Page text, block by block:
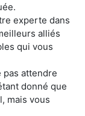
experte dans
alliés
qui vous
pas attendre
donné que
mais vous